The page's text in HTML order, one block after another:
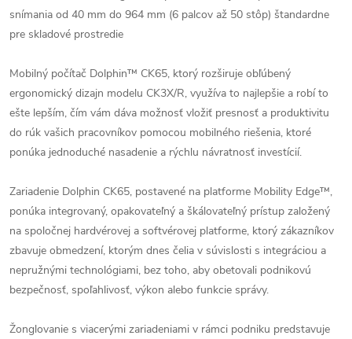
snímania od 40 mm do 964 mm (6 palcov až 50 stôp) štandardne
pre skladové prostredie
Mobilný počítač Dolphin™ CK65, ktorý rozširuje obľúbený
ergonomický dizajn modelu CK3X/R, využíva to najlepšie a robí to
ešte lepším, čím vám dáva možnosť vložiť presnosť a produktivitu
do rúk vašich pracovníkov pomocou mobilného riešenia, ktoré
ponúka jednoduché nasadenie a rýchlu návratnosť investícií.
Zariadenie Dolphin CK65, postavené na platforme Mobility Edge™,
ponúka integrovaný, opakovateľný a škálovateľný prístup založený
na spoločnej hardvérovej a softvérovej platforme, ktorý zákazníkov
zbavuje obmedzení, ktorým dnes čelia v súvislosti s integráciou a
nepružnými technológiami, bez toho, aby obetovali podnikovú
bezpečnosť, spoľahlivosť, výkon alebo funkcie správy.
Žonglovanie s viacerými zariadeniami v rámci podniku predstavuje